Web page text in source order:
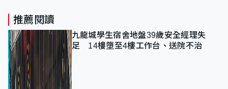
推薦閱讀
九龍城學生宿舍地盤39歲安全經理失
足 14樓墮至4樓工作台、送院不治